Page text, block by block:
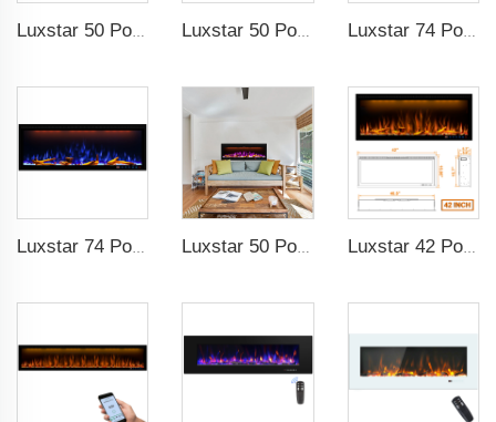
Luxstar 50 Pouces Cheminées Décoratives avec Télécommande LCD Intelligente Luxstar 50 Pouces Écran Large Blanc Chauffage Électrique Domestic avec Technologie LED Luxstar 74 Pouces Haute Qualité Effet de Fumée 3D Cheminée Intérieure
Luxstar 42 Pouces Cheminée Électrique Intelligente avec Chauffage Encastrable Murale avec Contrôle par Application et Télécommande